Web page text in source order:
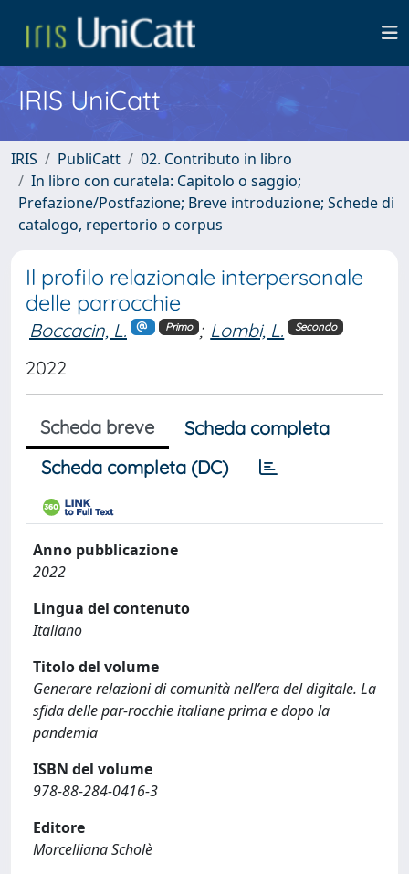
IRIS UniCatt
IRIS PubliCatt
02. Contributo in libro
In libro con curatela: Capitolo o saggio;
Prefazione/Postfazione; Breve introduzione; Schede di
catalogo, repertorio o corpus
Il profilo relazionale interpersonale
delle parrocchie
Boccacin, L. Primo ; Lombi, L. Secondo
2022
Scheda breve
Scheda completa
Scheda completa (DC)
Anno pubblicazione
2022
Lingua del contenuto
Italiano
Titolo del volume
Generare relazioni di comunità nell’era del digitale. La
sfida delle par-rocchie italiane prima e dopo la
pandemia
ISBN del volume
978-88-284-0416-3
Editore
Morcelliana Scholè